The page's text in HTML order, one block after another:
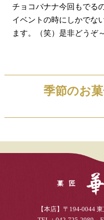
チョコバナナ今回もでる
イベントの時にしかでな
ます。（笑）是非どうぞ～
季節のお
【本店】〒194-0044